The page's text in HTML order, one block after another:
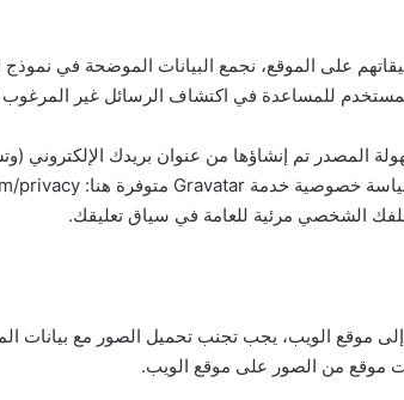
للمساعدة في اكتشاف الرسائل غير المرغوب
الشخصي مرئية للعامة في سياق تعليقك.
موقع من الصور على موقع الويب.